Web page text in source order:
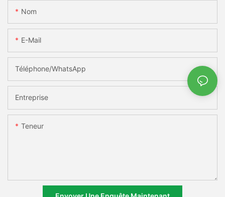
Nom
E-Mail
Téléphone/WhatsApp
Entreprise
Teneur